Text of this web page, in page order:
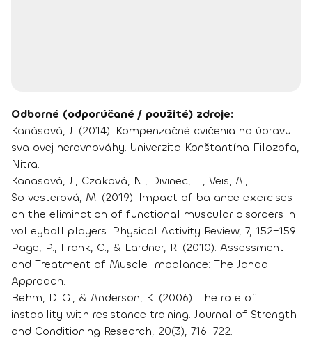
Odborné (odporúčané / použité) zdroje:
Kanásová, J. (2014). Kompenzačné cvičenia na úpravu
svalovej nerovnováhy. Univerzita Konštantína Filozofa,
Nitra.
Kanasová, J., Czaková, N., Divinec, L., Veis, A.,
Solvesterová, M. (2019). Impact of balance exercises
on the elimination of functional muscular disorders in
volleyball players. Physical Activity Review, 7, 152–159.
Page, P., Frank, C., & Lardner, R. (2010). Assessment
and Treatment of Muscle Imbalance: The Janda
Approach.
Behm, D. G., & Anderson, K. (2006). The role of
instability with resistance training. Journal of Strength
and Conditioning Research, 20(3), 716–722.